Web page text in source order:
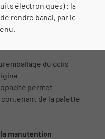
électroniques) : la
rendre banal, par le
du colis
opacité permet
de la palette
manutention